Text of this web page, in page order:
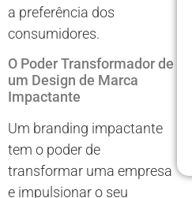
a preferência dos
consumidores.
O Poder Transformador de
um Design de Marca
Impactante
Um branding impactante
tem o poder de
transformar uma empresa
e impulsionar o seu